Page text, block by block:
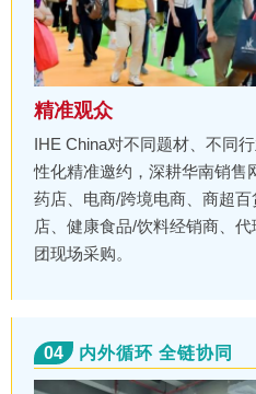
精准观众
IHE China对不同题材、不同
性化精准邀约，深耕华南销售
药店、电商/跨境电商、商超
店、健康食品/饮料经销商、
团现场采购。
04 内外循环 全链协同